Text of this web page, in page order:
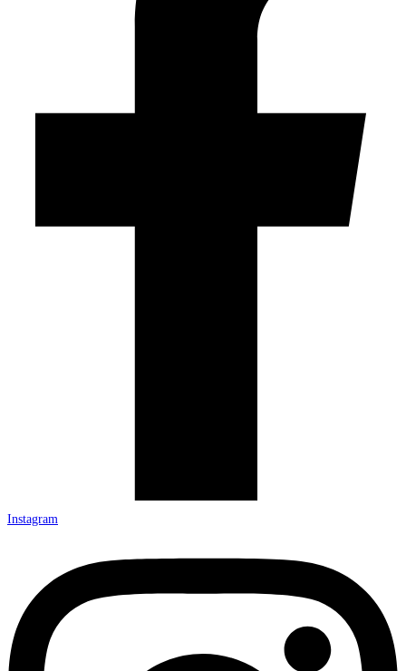
Instagram